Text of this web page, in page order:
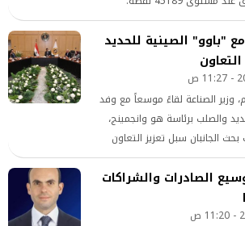
"باوو" الصينية للحديد
الصناعة لقاءً موسعاً مع وفد
والصلب برئاسة هو وانجمينج،
الجانبان سبل تعزيز التعاون
الصادرات والشراكات